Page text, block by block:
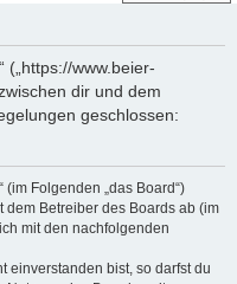
(„https://www.beier-
dir und dem
geschlossen:
(im Folgenden „das Board“)
Betreiber des Boards ab (im
mit den nachfolgenden
einverstanden bist, so darfst du